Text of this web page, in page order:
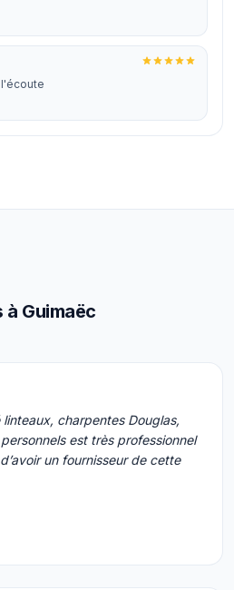
Guimaëc
charpentes Douglas,
est très professionnel
un fournisseur de cette